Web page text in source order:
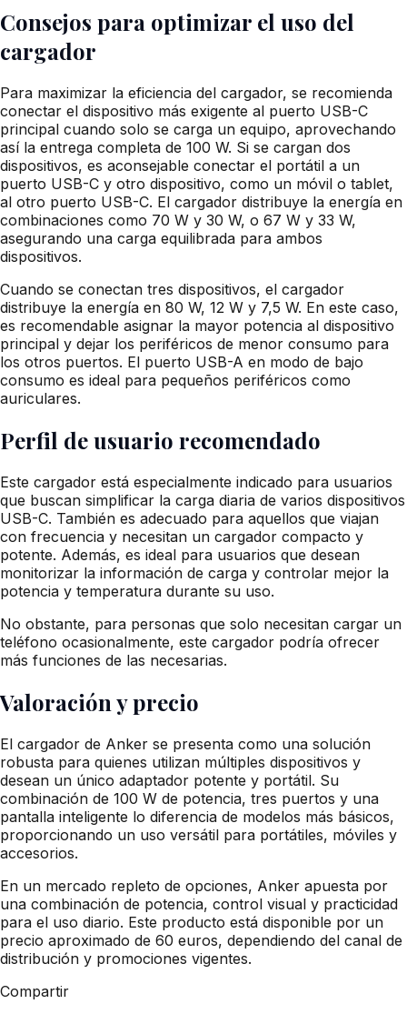
Consejos para optimizar el uso del
cargador
Para maximizar la eficiencia del cargador, se recomienda
conectar el dispositivo más exigente al puerto USB-C
principal cuando solo se carga un equipo, aprovechando
así la entrega completa de 100 W. Si se cargan dos
dispositivos, es aconsejable conectar el portátil a un
puerto USB-C y otro dispositivo, como un móvil o tablet,
al otro puerto USB-C. El cargador distribuye la energía en
combinaciones como 70 W y 30 W, o 67 W y 33 W,
asegurando una carga equilibrada para ambos
dispositivos.
Cuando se conectan tres dispositivos, el cargador
distribuye la energía en 80 W, 12 W y 7,5 W. En este caso,
es recomendable asignar la mayor potencia al dispositivo
principal y dejar los periféricos de menor consumo para
los otros puertos. El puerto USB-A en modo de bajo
consumo es ideal para pequeños periféricos como
auriculares.
Perfil de usuario recomendado
Este cargador está especialmente indicado para usuarios
que buscan simplificar la carga diaria de varios dispositivos
USB-C. También es adecuado para aquellos que viajan
con frecuencia y necesitan un cargador compacto y
potente. Además, es ideal para usuarios que desean
monitorizar la información de carga y controlar mejor la
potencia y temperatura durante su uso.
No obstante, para personas que solo necesitan cargar un
teléfono ocasionalmente, este cargador podría ofrecer
más funciones de las necesarias.
Valoración y precio
El cargador de Anker se presenta como una solución
robusta para quienes utilizan múltiples dispositivos y
desean un único adaptador potente y portátil. Su
combinación de 100 W de potencia, tres puertos y una
pantalla inteligente lo diferencia de modelos más básicos,
proporcionando un uso versátil para portátiles, móviles y
accesorios.
En un mercado repleto de opciones, Anker apuesta por
una combinación de potencia, control visual y practicidad
para el uso diario. Este producto está disponible por un
precio aproximado de 60 euros, dependiendo del canal de
distribución y promociones vigentes.
Compartir